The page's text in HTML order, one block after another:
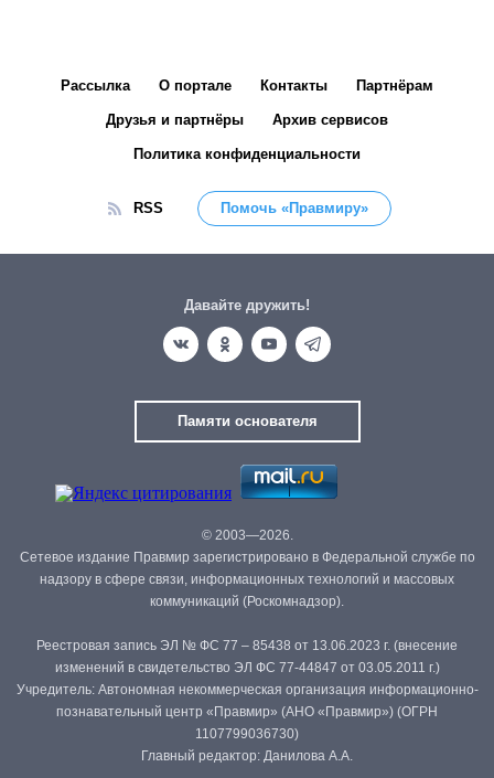
Рассылка О портале Контакты Партнёрам
Друзья и партнёры Архив сервисов
Политика конфиденциальности
RSS Помочь «Правмиру»
Давайте дружить!
Памяти основателя
© 2003—2026.
Сетевое издание Правмир зарегистрировано в Федеральной службе по
надзору в сфере связи, информационных технологий и массовых
коммуникаций (Роскомнадзор).
Реестровая запись ЭЛ № ФС 77 – 85438 от 13.06.2023 г. (внесение
изменений в свидетельство ЭЛ ФС 77-44847 от 03.05.2011 г.)
Учредитель: Автономная некоммерческая организация информационно-
познавательный центр «Правмир» (АНО «Правмир») (ОГРН
1107799036730)
Главный редактор: Данилова А.А.